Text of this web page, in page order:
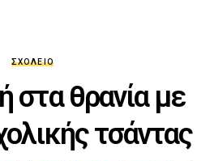
ΣΧΟΛΕΊΟ
στα θρανία με
τσάντας